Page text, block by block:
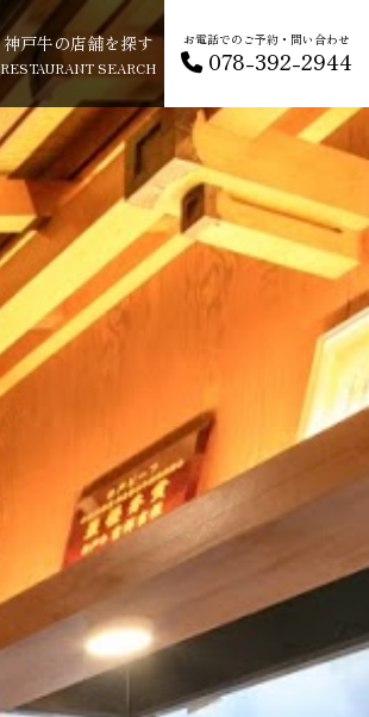
神戸牛の店舗を探す
RESTAURANT SEARCH
お電話でのご予約・問い合わせ
078-392-2944